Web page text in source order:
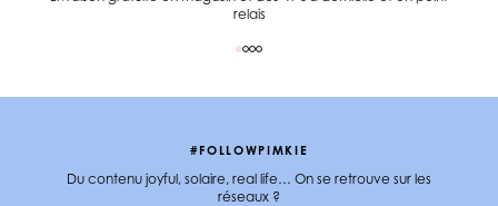
relais
#FOLLOWPIMKIE
Du contenu joyful, solaire, real life… On se retrouve sur les
réseaux ?